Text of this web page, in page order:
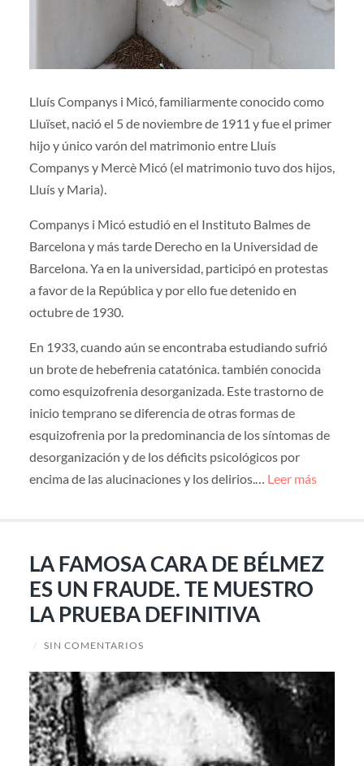
Lluís Companys i Micó, familiarmente conocido como
Lluïset, nació el 5 de noviembre de 1911 y fue el primer
hijo y único varón del matrimonio entre Lluís
Companys y Mercè Micó (el matrimonio tuvo dos hijos,
Lluís y Maria).
Companys i Micó estudió en el Instituto Balmes de
Barcelona y más tarde Derecho en la Universidad de
Barcelona. Ya en la universidad, participó en protestas
a favor de la República y por ello fue detenido en
octubre de 1930.
En 1933, cuando aún se encontraba estudiando sufrió
un brote de hebefrenia catatónica. también conocida
como esquizofrenia desorganizada. Este trastorno de
inicio temprano se diferencia de otras formas de
esquizofrenia por la predominancia de los síntomas de
desorganización y de los déficits psicológicos por
encima de las alucinaciones y los delirios.… Leer más
LA FAMOSA CARA DE BÉLMEZ
ES UN FRAUDE. TE MUESTRO
LA PRUEBA DEFINITIVA
/ SIN COMENTARIOS